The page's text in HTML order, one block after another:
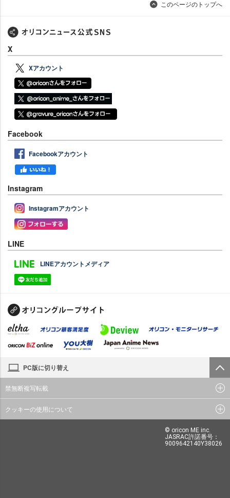
このページのトップへ
X
Xアカウント
Facebook
Facebookアカウント
Instagram
Instagramアカウント
LINE
LINEアカウントメディア
PC版に切り替え
禁無断複写転載
クッキーの使用について
© oricon ME inc.
JASRAC許諾番号：
9009642140Y38026